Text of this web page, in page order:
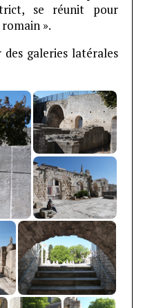
se réunit pour
».
des galeries latérales